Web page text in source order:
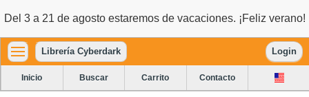
Del 3 a 21 de agosto estaremos de vacaciones. ¡Feliz verano!
Librería Cyberdark Login
Inicio Buscar Carrito Contacto